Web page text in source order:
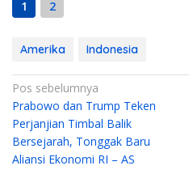
1
2
Amerika Indonesia
N
a
v
i
Pos sebelumnya
Prabowo dan Trump Teken
Perjanjian Timbal Balik
Bersejarah, Tonggak Baru
Aliansi Ekonomi RI – AS